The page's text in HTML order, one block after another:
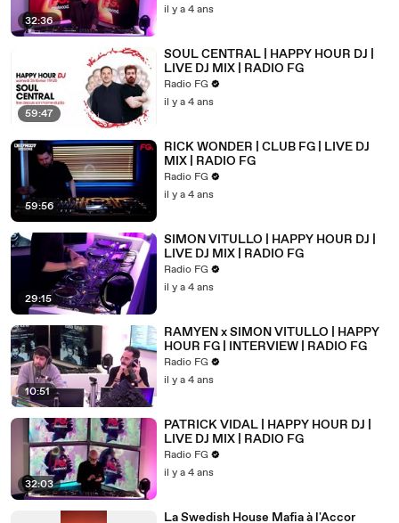
32:36
il y a 4 ans
59:47
SOUL CENTRAL | HAPPY HOUR DJ |
LIVE DJ MIX | RADIO FG
Radio FG
il y a 4 ans
59:56
RICK WONDER | CLUB FG | LIVE DJ
MIX | RADIO FG
Radio FG
il y a 4 ans
29:15
SIMON VITULLO | HAPPY HOUR DJ |
LIVE DJ MIX | RADIO FG
Radio FG
il y a 4 ans
10:51
RAMYEN x SIMON VITULLO | HAPPY
HOUR FG | INTERVIEW | RADIO FG
Radio FG
il y a 4 ans
32:03
PATRICK VIDAL | HAPPY HOUR DJ |
LIVE DJ MIX | RADIO FG
Radio FG
il y a 4 ans
La Swedish House Mafia à l'Accor